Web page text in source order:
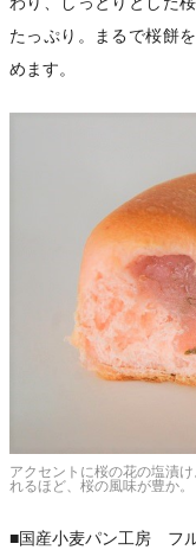
たっぷり。まるで桜餅
めます。
アクセントに桜の花の塩漬
れるほど、桜の風味が豊か。
■国産小麦パン工房 フ